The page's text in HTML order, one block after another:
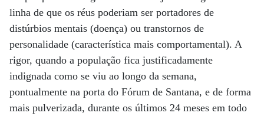
linha de que os réus poderiam ser portadores de
distúrbios mentais (doença) ou transtornos de
personalidade (característica mais comportamental). A
rigor, quando a população fica justificadamente
indignada como se viu ao longo da semana,
pontualmente na porta do Fórum de Santana, e de forma
mais pulverizada, durante os últimos 24 meses em todo